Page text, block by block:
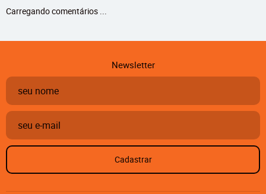
Carregando comentários ...
Newsletter
Cadastrar